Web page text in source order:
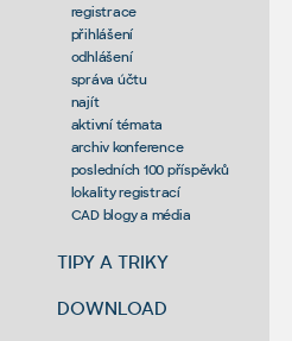
registrace
přihlášení
odhlášení
správa účtu
najít
aktivní témata
archiv konference
posledních 100 příspěvků
lokality registrací
CAD blogy a média
TIPY A TRIKY
DOWNLOAD